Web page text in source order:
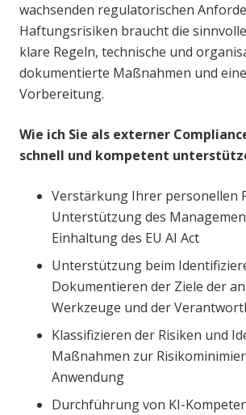
wachsenden regulatorischen
Haftungsrisiken braucht die
klare Regeln, technische und
dokumentierte Maßnahmen und
Vorbereitung.
Wie ich Sie als externer
schnell und kompetent
Verstärkung Ihrer personellen
Unterstützung des
Einhaltung des EU AI Act
Unterstützung beim
Dokumentieren der Ziele der
Werkzeuge und der
Klassifizieren der Risiken und
Maßnahmen zur
Anwendung
Durchführung von KI-